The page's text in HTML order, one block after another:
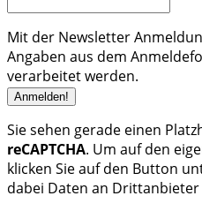
Mit der Newsletter
Angaben aus dem
verarbeitet werden.
Sie sehen gerade einen
reCAPTCHA. Um auf den
klicken Sie auf den Button
dabei Daten an